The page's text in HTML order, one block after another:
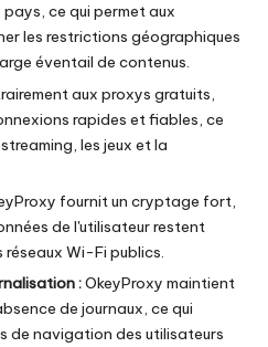
ce qui permet aux
les restrictions géographiques
éventail de contenus.
aux proxys gratuits,
rapides et fiables, ce
les jeux et la
fournit un cryptage fort,
de l'utilisateur restent
réseaux Wi-Fi publics.
:OkeyProxy maintient
de journaux, ce qui
de navigation des utilisateurs